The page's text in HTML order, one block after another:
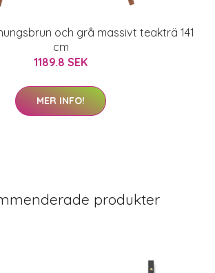
och grå massivt teakträ 141
cm
1189.8 SEK
MER INFO!
produkter